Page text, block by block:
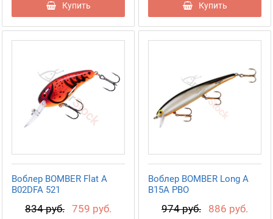
Купить Купить
Воблер BOMBER Flat A
B02DFA 521
834 руб. 759 руб.
Воблер BOMBER Long A
B15A PBO
974 руб. 886 руб.